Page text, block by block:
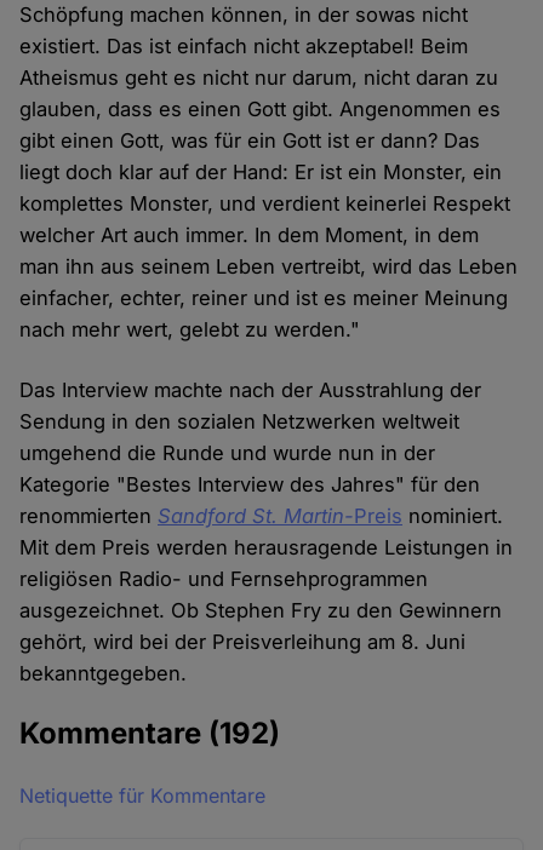
Schöpfung machen können, in der sowas nicht
existiert. Das ist einfach nicht akzeptabel! Beim
Atheismus geht es nicht nur darum, nicht daran zu
glauben, dass es einen Gott gibt. Angenommen es
gibt einen Gott, was für ein Gott ist er dann? Das
liegt doch klar auf der Hand: Er ist ein Monster, ein
komplettes Monster, und verdient keinerlei Respekt
welcher Art auch immer. In dem Moment, in dem
man ihn aus seinem Leben vertreibt, wird das Leben
einfacher, echter, reiner und ist es meiner Meinung
nach mehr wert, gelebt zu werden."
Das Interview machte nach der Ausstrahlung der
Sendung in den sozialen Netzwerken weltweit
umgehend die Runde und wurde nun in der
Kategorie "Bestes Interview des Jahres" für den
renommierten Sandford St. Martin-Preis nominiert.
Mit dem Preis werden herausragende Leistungen in
religiösen Radio- und Fernsehprogrammen
ausgezeichnet. Ob Stephen Fry zu den Gewinnern
gehört, wird bei der Preisverleihung am 8. Juni
bekanntgegeben.
Kommentare (192)
Netiquette für Kommentare